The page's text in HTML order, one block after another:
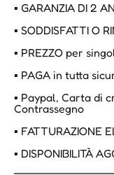
▪ GARANZIA DI 2
▪ SODDISFATTI O
▪ PREZZO per
▪ PAGA in tutta
▪ Paypal, Carta di
Contrassegno
▪ FATTURAZIONE
▪ DISPONIBILITÀ